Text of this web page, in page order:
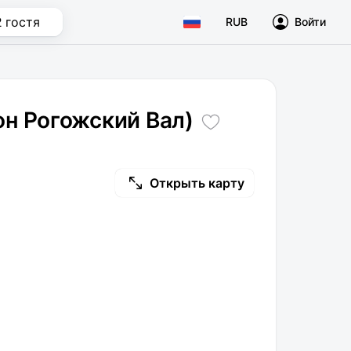
гостя RUB Войти
Рогожский Вал)
Открыть карту